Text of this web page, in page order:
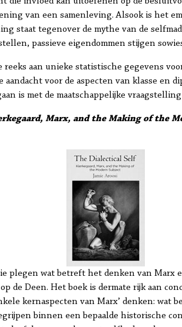
van een samenleving. Alsook is het
staat tegenover de mythe van de
passieve eigendommen stijgen
aan unieke statistische gegevens
voor de aspecten van klasse en
is met de maatschappelijke
Marx, and the Making of the
plegen wat betreft het denken van Marx
de Deen. Het boek is dermate rijk aan
kernaspecten van Marx’ denken: wat
binnen een bepaalde historische